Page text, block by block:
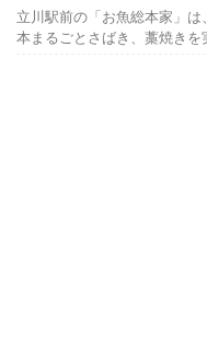
立川駅前の「お魚総本家」
本まるごとさばき、藁焼き